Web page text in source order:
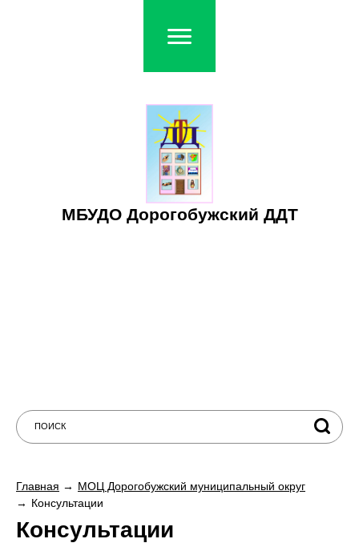
МБУДО Дорогобужский ДДТ
Главная
МОЦ Дорогобужский муниципальный округ
Консультации
Консультации